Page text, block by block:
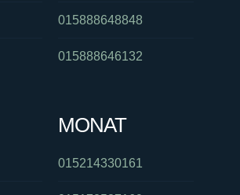
015888648848
015888646132
MONAT
015214330161